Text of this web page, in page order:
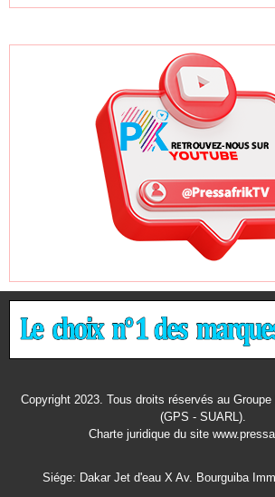
Copyright 2023. Tous droits réservés au
(GPS - SUARL).
Charte juridiquedu site
Siége: Dakar Jet d'eau X Av. Bourguiba